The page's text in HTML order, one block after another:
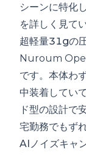
シーンに特化
を詳しく見て
超軽量31gの
Nuroum
です。本体わ
中装着してい
ド型の設計で
宅勤務でもず
AIノイズキャ